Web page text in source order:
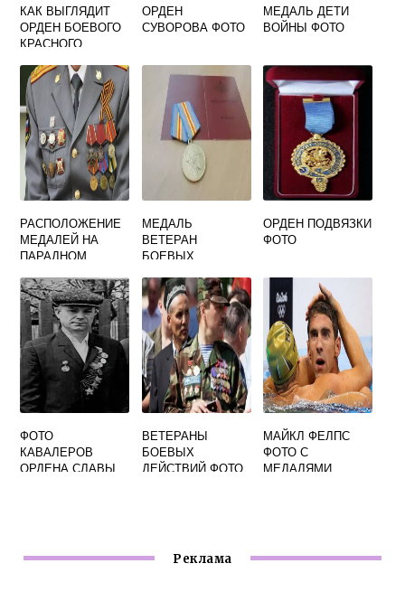
КАК ВЫГЛЯДИТ
ОРДЕН БОЕВОГО
КРАСНОГО
ОРДЕН
СУВОРОВА ФОТО
МЕДАЛЬ ДЕТИ
ВОЙНЫ ФОТО
РАСПОЛОЖЕНИЕ
МЕДАЛЕЙ НА
ПАРАДНОМ
ФОТО
МЕДАЛЬ
ВЕТЕРАН
БОЕВЫХ
ОРДЕН ПОДВЯЗКИ
ФОТО
ФОТО
КАВАЛЕРОВ
ОРДЕНА СЛАВЫ
ВЕТЕРАНЫ
БОЕВЫХ
ДЕЙСТВИЙ ФОТО
МАЙКЛ ФЕЛПС
ФОТО С
МЕДАЛЯМИ
Реклама